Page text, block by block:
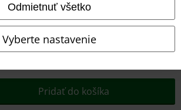
Odmietnuť všetko
Vyberte nastavenie
Pridať do košíka
životného prostredia